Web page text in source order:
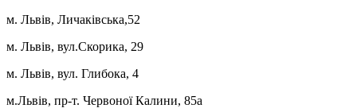
м. Львів, Личаківська,52
м. Львів, вул.Скорика, 29
м. Львів, вул. Глибока, 4
м.Львів, пр-т. Червоної Калини, 85а